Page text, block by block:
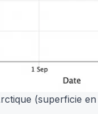
(superficie